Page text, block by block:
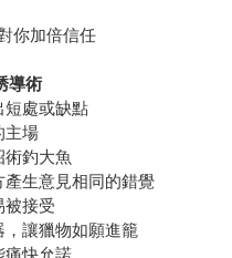
你加倍信任
導術
處或缺點
主場
釣大魚
生意見相同的錯覺
被接受
讓獵物如願進籠
痛快允諾